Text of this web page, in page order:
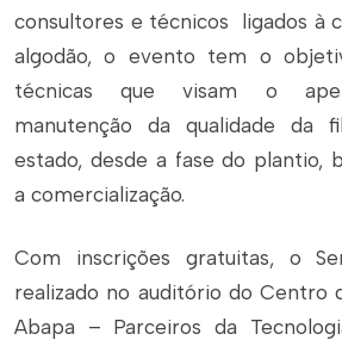
consultores e técnicos ligados à
algodão, o evento tem o
técnicas que visam o
manutenção da qualidade da
estado, desde a fase do plantio,
a comercialização.
Com inscrições gratuitas, o
realizado no auditório do Centro
Abapa – Parceiros da